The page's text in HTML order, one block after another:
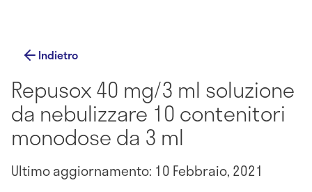
Indietro
Repusox 40 mg/3 ml soluzione
da nebulizzare 10 contenitori
monodose da 3 ml
Ultimo aggiornamento: 10 Febbraio, 2021